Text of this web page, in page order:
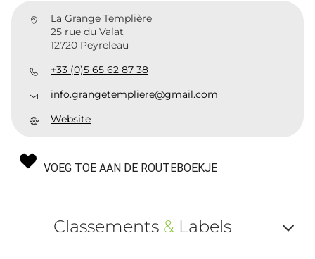
La Grange Templière
25 rue du Valat
12720 Peyreleau
+33 (0)5 65 62 87 38
info.grangetempliere@gmail.com
Website
VOEG TOE AAN DE ROUTEBOEKJE
Classements &Labels